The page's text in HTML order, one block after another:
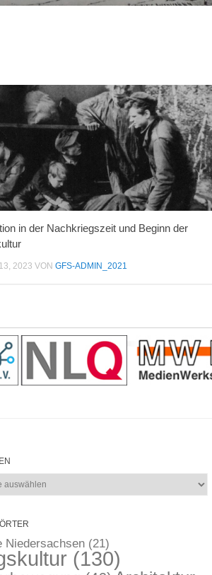
in der Nachkriegszeit und Beginn der
2023 VON GFS-ADMIN_2021
Niedersachsen (21)
(130)